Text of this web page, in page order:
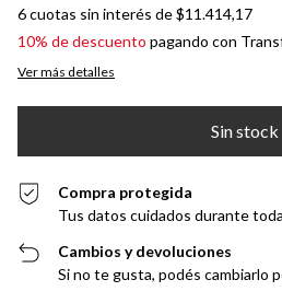
6cuotas sin interés de$11.414,17
10% de descuento pagando con
Ver más detalles
Compra protegida
Tus datos cuidados durante
Cambios y devoluciones
Si no te gusta, podés cambiarlo